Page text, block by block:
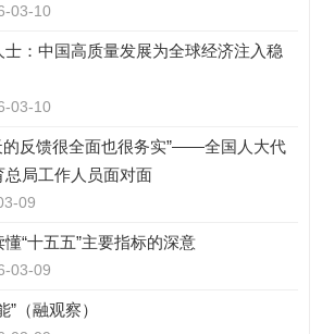
03-10
：中国高质量发展为全球经济注入稳
03-10
的反馈很全面也很务实”——全国人大代
局工作人员面对面
09
“十五五”主要指标的深意
03-09
”（融观察）